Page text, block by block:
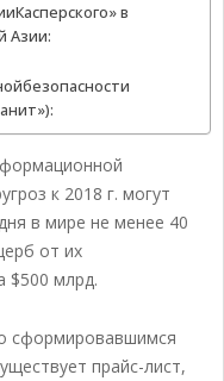
в
Азии:
к 2018 г. могут
в мире не менее 40
от их
$500 млрд.
сформировавшимся
прайс-лист,